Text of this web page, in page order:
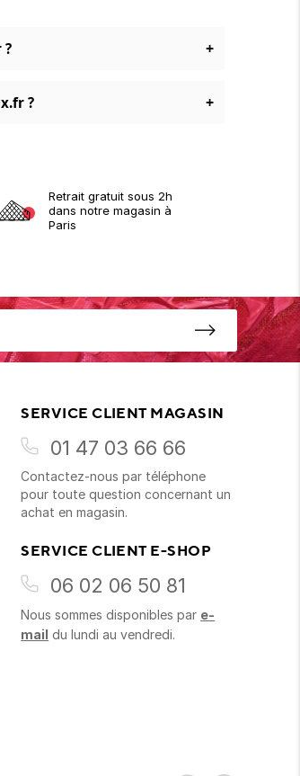
? +
? +
Retrait gratuit sous 2h
dans notre magasin à
Paris
SERVICE CLIENT MAGASIN
01 47 03 66 66
Contactez-nous par téléphone
pour toute question concernant un
achat en magasin.
SERVICE CLIENT E-SHOP
06 02 06 50 81
Nous sommes disponibles par e-
mail du lundi au vendredi.